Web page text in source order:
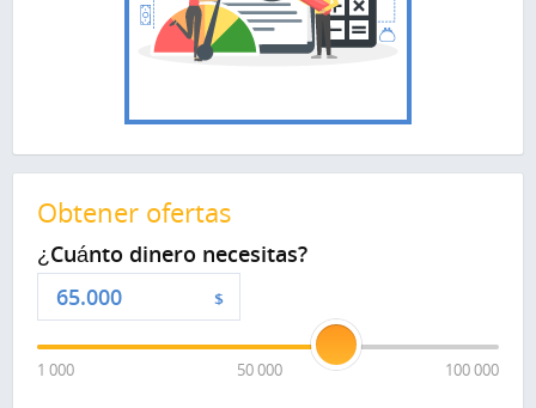
Obtener ofertas
¿Cuánto dinero necesitas?
$
1 000 50 000 100 000